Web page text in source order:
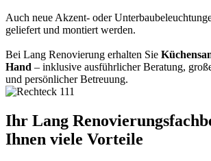
Auch neue Akzent- oder
geliefert und montiert werden.
Bei Lang Renovierung erhalten Sie
Hand – inklusive ausführlicher Beratung,
und persönlicher Betreuung.
Ihr Lang
Ihnen viele Vorteile